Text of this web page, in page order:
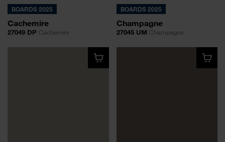
BOARDS 2025
Cachemire
27049 DP Cachemire
BOARDS 2025
Champagne
27045 UM Champagne